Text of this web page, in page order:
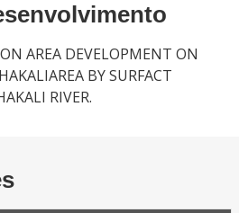
AREA DEVELOPMENT ON
BY SURFACT
RIVER.